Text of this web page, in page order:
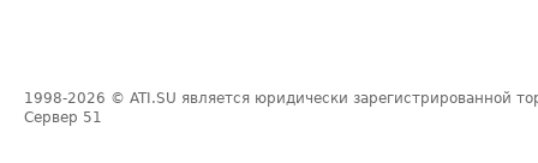
1998-2026 © ATI.SU является юридически зарегистрированной
Сервер 51